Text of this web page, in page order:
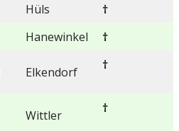
Hüls
†
Hanewinkel †
Elkendorf †
Wittler †